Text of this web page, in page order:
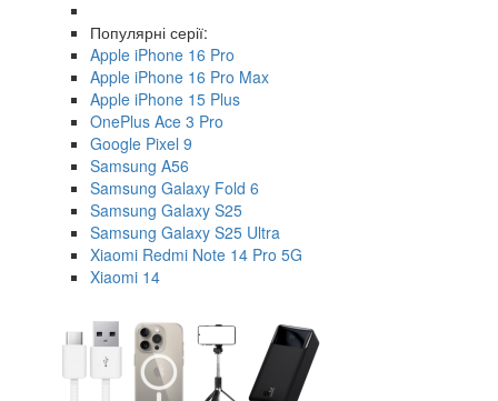
Популярні серії:
Apple iPhone 16 Pro
Apple iPhone 16 Pro Max
Apple iPhone 15 Plus
OnePlus Ace 3 Pro
Google Pixel 9
Samsung A56
Samsung Galaxy Fold 6
Samsung Galaxy S25
Samsung Galaxy S25 Ultra
Xiaomi Redmi Note 14 Pro 5G
Xiaomi 14